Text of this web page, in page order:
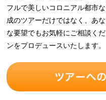
フルで美しいコロニアル都市
成のツアーだけではなく、あ
な要望でもお気軽にご相談く
ンをプロデュースいたします。